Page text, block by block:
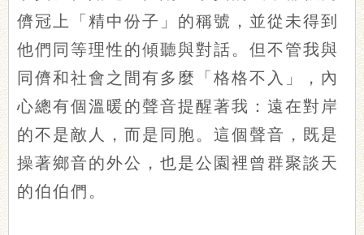
儕冠上「精中份子」的稱號，並從未得到
他們同等理性的傾聽與對話。但不管我與
同儕和社會之間有多麼「格格不入」，內
心總有個溫暖的聲音提醒著我：遠在對岸
的不是敵人，而是同胞。這個聲音，既是
操著鄉音的外公，也是公園裡曾群聚談天
的伯伯們。